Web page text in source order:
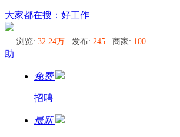
大家都在搜：好工作
浏览: 32.24万 发布: 245 商家: 100
助
免费
招聘
最新